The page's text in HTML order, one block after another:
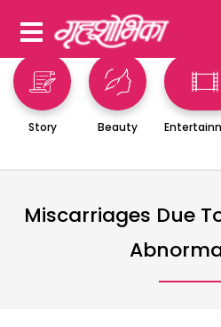
Story Beauty
Miscarriages Due